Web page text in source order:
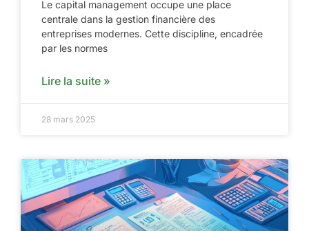
Le capital management occupe une place
centrale dans la gestion financière des
entreprises modernes. Cette discipline, encadrée
par les normes
Lire la suite »
28 mars 2025